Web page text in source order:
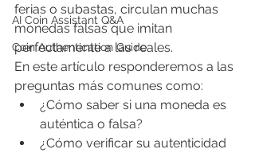
AI Coin Assistant Q&A
Coin Authentication Guide
ferias o subastas, circulan muchas
monedas falsas que imitan
perfectamente a las reales.
En este artículo responderemos a las
preguntas más comunes como:
¿Cómo saber si una moneda es
auténtica o falsa?
¿Cómo verificar su autenticidad